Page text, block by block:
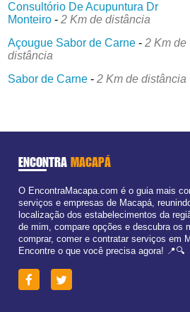
Consultório De Acupuntura Dr
Monteiro -2 Km de distância
Açougue Sabor de Carne -2 Km de
distância
Sabor de Carne -2 Km de distância
ENCONTRA MACAPÁ
O EncontraMacapa.com é o guia mais
serviços e empresas de Macapá,
localização dos estabelecimentos da
de mim, compare opções e descubra os
comprar, comer e contratar serviços em
Encontre o que você precisa agora! 📍🔍